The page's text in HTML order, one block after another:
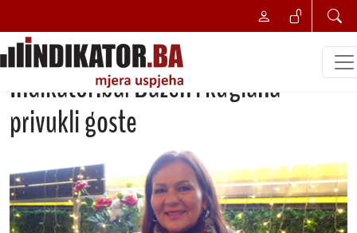
NAJBOLJI POSLOVNI POTEZ
Maglajski hotel nosilac priznanja
Indikator.ba: Bazen i kuglana
privukli goste